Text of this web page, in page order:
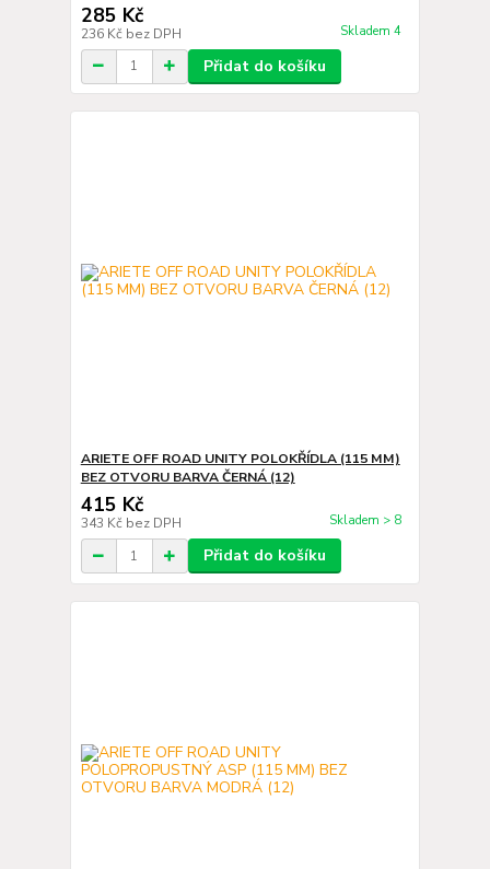
285 Kč
236 Kč bez DPH Skladem 4
Přidat do košíku
ARIETE OFF ROAD UNITY POLOKŘÍDLA (115 MM)
BEZ OTVORU BARVA ČERNÁ (12)
415 Kč
343 Kč bez DPH Skladem > 8
Přidat do košíku